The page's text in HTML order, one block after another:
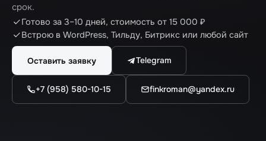
срок.
Готово за 3–10 дней, стоимость от 15 000 ₽
Встрою в WordPress, Тильду, Битрикс или любой сайт
Оставить заявку Telegram
+7 (958) 580-10-15 finkroman@yandex.ru